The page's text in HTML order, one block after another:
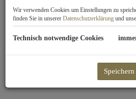
Wir verwenden Cookies um Einstellungen zu
finden Sie in unserer Datenschutzerklärung und
Technisch notwendige Cookies
Speichern